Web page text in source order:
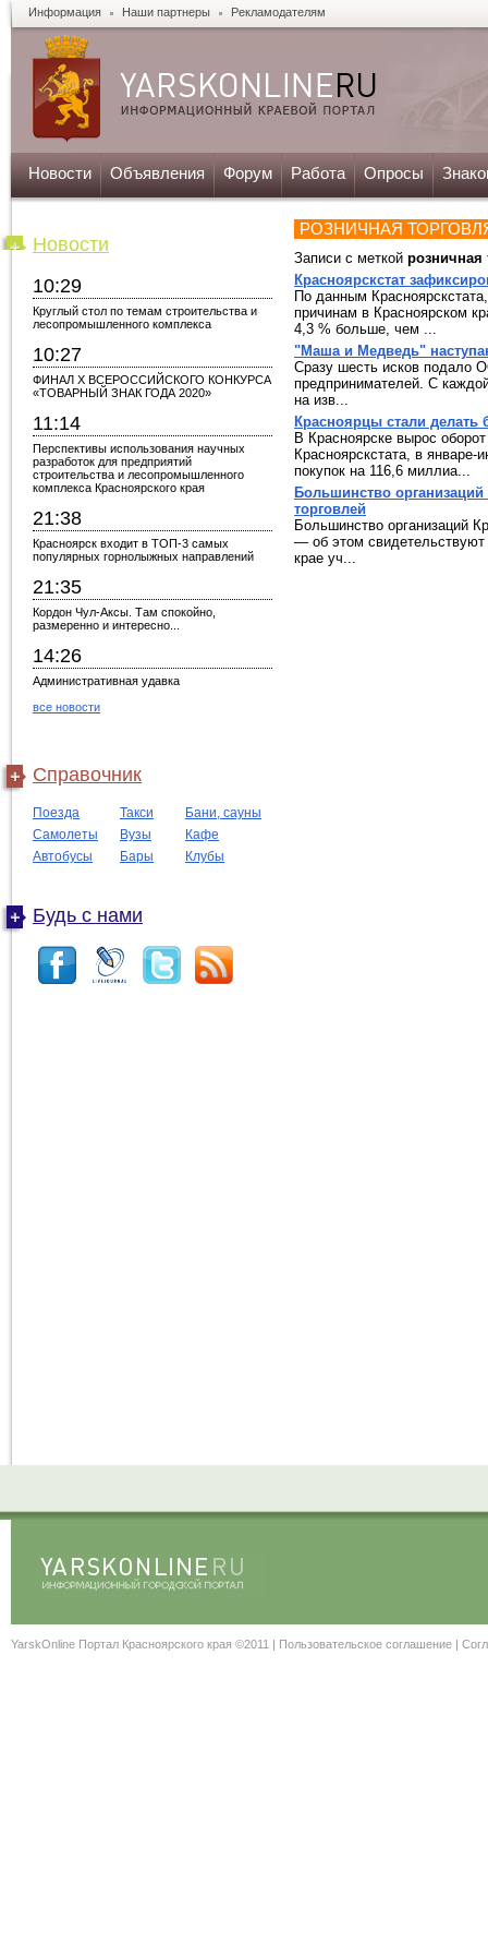
Информация Наши партнеры Рекламодателям
Новости Объявления Форум Работа Опросы
Новости
10:29
Круглый стол по темам строительства и
лесопромышленного комплекса
10:27
ФИНАЛ X ВСЕРОССИЙСКОГО КОНКУРСА
«ТОВАРНЫЙ ЗНАК ГОДА 2020»
11:14
Перспективы использования научных
разработок для предприятий
строительства и лесопромышленного
комплекса Красноярского края
21:38
Красноярск входит в ТОП-3 самых
популярных горнолыжных направлений
21:35
Кордон Чул-Аксы. Там спокойно,
размеренно и интересно...
14:26
Административная удавка
все новости
Справочник
Поезда Такси
Бани, сауны
Самолеты
Вузы
Кафе
Автобусы
Бары Клубы
Будь с нами
РОЗНИЧНАЯ
Записи с меткой розничная
Красноярскстат
По данным
причинам в Красноярском
4,3 % больше, чем ...
"Маша и Медведь"
Сразу шесть исков подало
предпринимателей. С
на изв...
Красноярцы стали делать
В Красноярске вырос
Красноярскстата, в
покупок на 116,6 миллиа...
Большинство
торговлей
Большинство организаций
— об этом свидетельствуют
крае уч...
YarskOnline Портал Красноярского края ©2011 | Пользовательское соглашение |